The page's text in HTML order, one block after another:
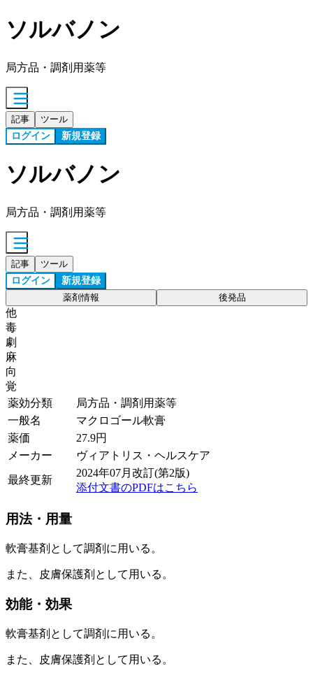
ソルバノン
局方品・調剤用薬等
記事 ツール
ログイン 新規登録
ソルバノン
局方品・調剤用薬等
記事 ツール
ログイン 新規登録
薬剤情報 後発品
他
毒
劇
麻
向
覚
薬効分類
局方品・調剤用薬等
一般名
マクロゴール軟膏
薬価
27.9円
メーカー
ヴィアトリス・ヘルスケア
最終更新
2024年07月改訂(第2版)
添付文書のPDFはこちら
用法・用量
軟膏基剤として調剤に用いる。
また、皮膚保護剤として用いる。
効能・効果
軟膏基剤として調剤に用いる。
また、皮膚保護剤として用いる。